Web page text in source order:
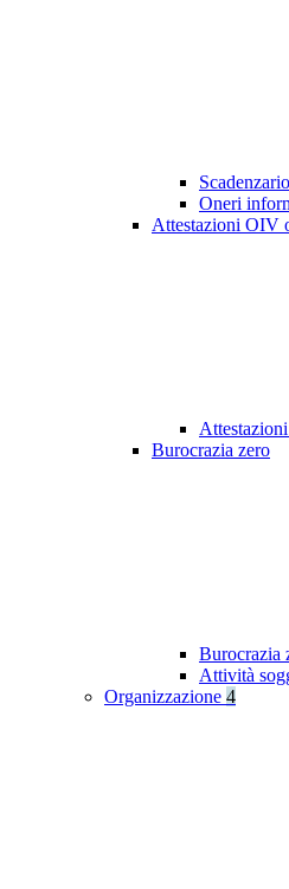
Oneri
Attestazioni OIV
Burocrazia zero
Burocrazia
Attività
Organizzazione 4